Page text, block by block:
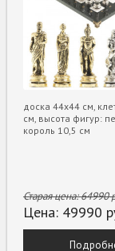
доска 44х44 см,
см, высота фигур:
король 10,5 см
Старая цена:64990
Цена: 49990